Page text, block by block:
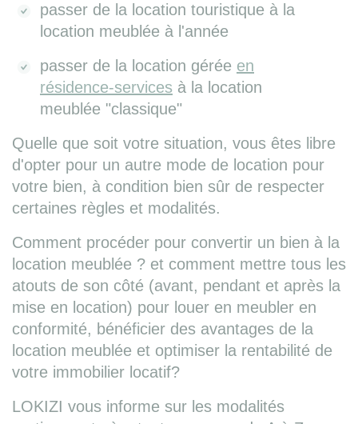
passer de la location touristique à la
location meublée à l'année
passer de la location gérée en
résidence-services à la location
meublée "classique"
Quelle que soit votre situation, vous êtes libre
d'opter pour un autre mode de location pour
votre bien, à condition bien sûr de respecter
certaines règles et modalités.
Comment procéder pour convertir un bien à la
location meublée ? et comment mettre tous les
atouts de son côté (avant, pendant et après la
mise en location) pour louer en meubler en
conformité, bénéficier des avantages de la
location meublée et optimiser la rentabilité de
votre immobilier locatif?
LOKIZI vous informe sur les modalités